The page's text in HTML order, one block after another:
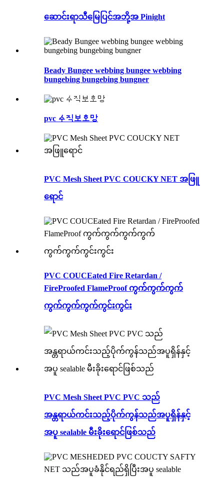
ဆောင်းရာသီမြေပြင်အဘို့အ Pinight
Beady Bungee webbing bungee webbing
bungebing bungebing bungner
pvc 수직보호망
PVC Mesh Sheet PVC COUCKY NET အဖြူ
ရောင်
PVC COUCEated Fire Retardan /
FireProofed FlameProof ကွက်ကွက်ကွက်
ကွက်ကွက်ကွက်ကွင်းကွင်း
PVC Mesh Sheet PVC PVC သည်
အန္တရာယ်ကင်းသည့်ပိုက်ကွန်သည်အပူရှိန်နှင့်
အပူ sealable မီးခိုးရောင်ဖြစ်သည်